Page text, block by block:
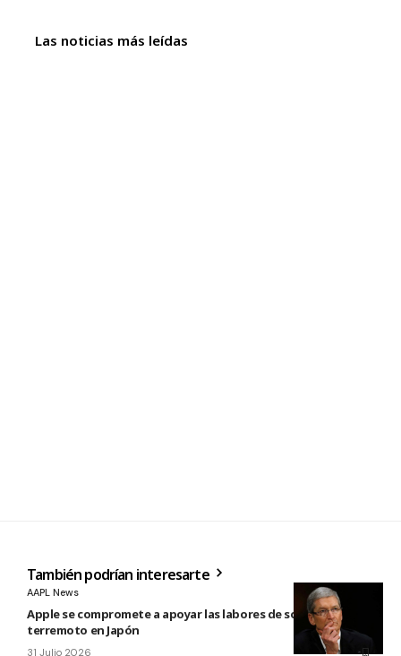
Las noticias más leídas
También podrían interesarte
AAPL News
Apple se compromete a apoyar las labores de socorro tras el
terremoto en Japón
31 Julio 2026